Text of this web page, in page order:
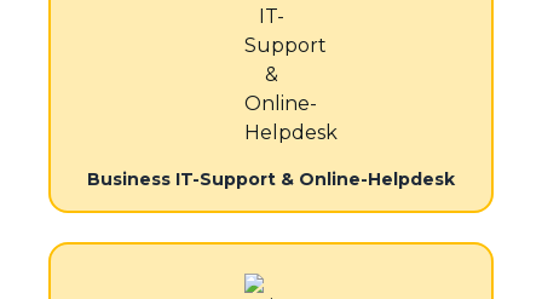
Business IT-Support & Online-Helpdesk